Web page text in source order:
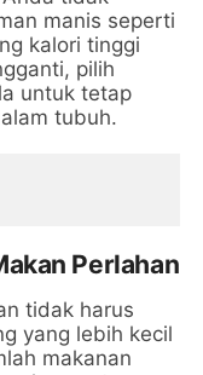
manis seperti
kalori tinggi
pilih
untuk tetap
tubuh.
Perlahan
tidak harus
yang lebih kecil
makanan